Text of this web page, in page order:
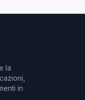
la
in